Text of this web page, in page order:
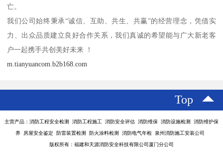
亡。
我们公司始终秉承“诚信、互助、共生、共赢”的经营理念，凭借实
力、出众品质建立良好合作关系，我们真诚的希望能与广大新老客
户一起携手共创美好未来 ！
m.tianyuancom.b2b168.com
Top
主营产品：消防工程安全检测 消防工程施工 消防安全评估 消防维保 消防设施检测 消防维护保
养 房屋安全鉴定 防雷装置检测 防火涂料检测 消防电气年检 泉州消防施工安装公司
版权所有：福建和天源消防安全科技有限公司厦门分公司